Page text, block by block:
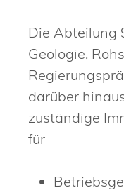
Die Abteilung
Geologie,
darüber
zuständige
für